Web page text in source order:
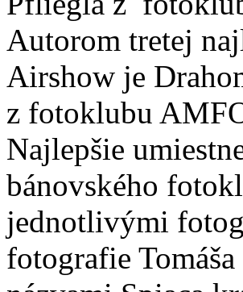
Autorom tretej
Airshow je
z fotoklubu
Najlepšie
bánovského
jednotlivými
fotografie